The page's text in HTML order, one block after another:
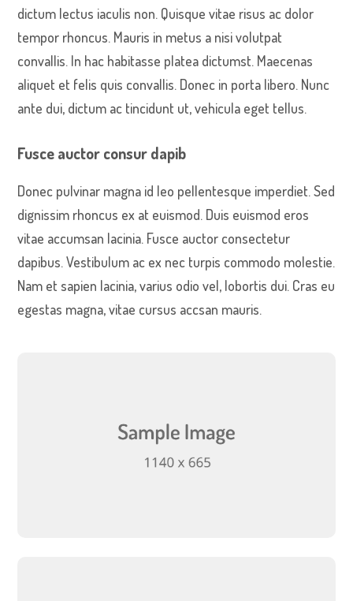
dictum lectus iaculis non. Quisque vitae risus ac dolor
tempor rhoncus. Mauris in metus a nisi volutpat
convallis. In hac habitasse platea dictumst. Maecenas
aliquet et felis quis convallis. Donec in porta libero. Nunc
ante dui, dictum ac tincidunt ut, vehicula eget tellus.
Fusce auctor consur dapib
Donec pulvinar magna id leo pellentesque imperdiet. Sed
dignissim rhoncus ex at euismod. Duis euismod eros
vitae accumsan lacinia. Fusce auctor consectetur
dapibus. Vestibulum ac ex nec turpis commodo molestie.
Nam et sapien lacinia, varius odio vel, lobortis dui. Cras eu
egestas magna, vitae cursus accsan mauris.